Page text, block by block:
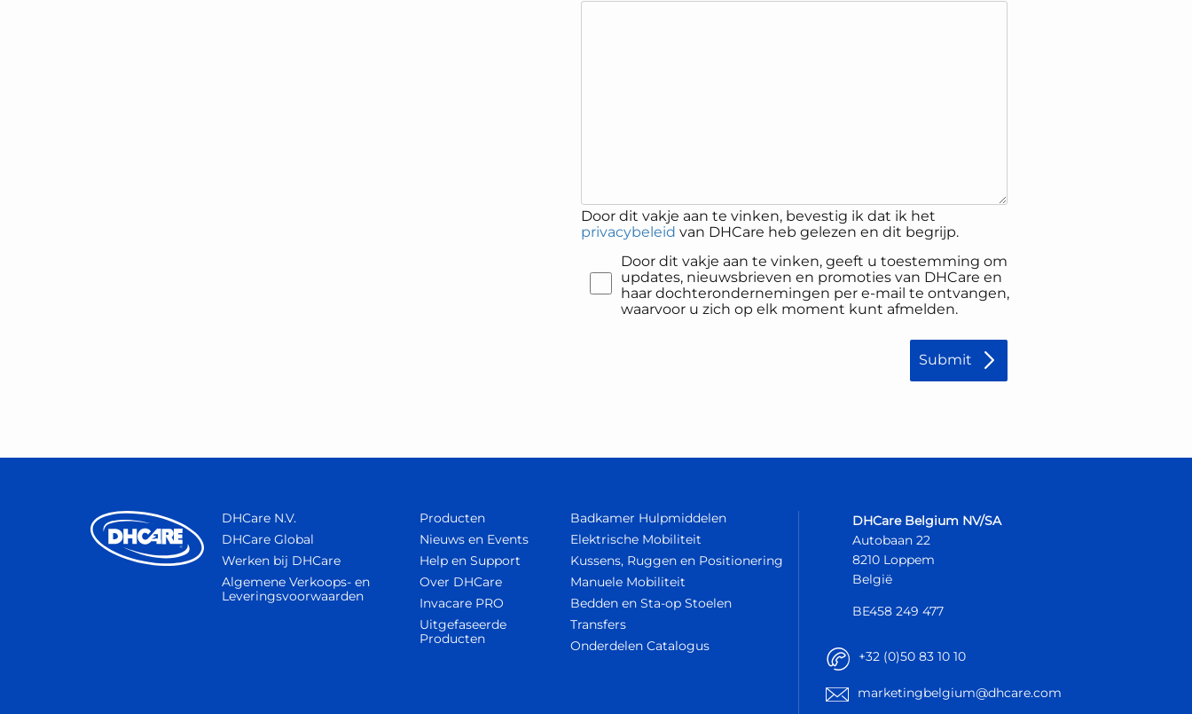
Door dit vakje aan te vinken, bevestig ik dat ik het
privacybeleid van DHCare heb gelezen en dit begrijp.
Door dit vakje aan te vinken, geeft u toestemming om
updates, nieuwsbrieven en promoties van DHCare en
haar dochterondernemingen per e-mail te ontvangen,
waarvoor u zich op elk moment kunt afmelden.
DHCare N.V.
DHCare Global
Werken bij DHCare
Algemene Verkoops- en
Leveringsvoorwaarden
Producten
Nieuws en Events
Help en Support
Over DHCare
Invacare PRO
Uitgefaseerde
Producten
Badkamer Hulpmiddelen
Elektrische Mobiliteit
Kussens, Ruggen en Positionering
Manuele Mobiliteit
Bedden en Sta-op Stoelen
Transfers
Onderdelen Catalogus
DHCare Belgium NV/SA
Autobaan 22
8210 Loppem
België
BE458 249 477
+32 (0)50 83 10 10
marketingbelgium@dhcare.com